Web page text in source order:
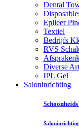
Dental
Epileer
Textiel
Bedrijfs
RVS
Diverse
IPL Gel
Saloninrichting
Saloninrichting